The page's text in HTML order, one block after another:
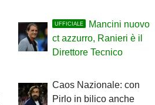
UFFICIALE
Mancini nuovo
ct azzurro, Ranieri è il
Direttore Tecnico
Caos Nazionale: con
Pirlo in bilico anche